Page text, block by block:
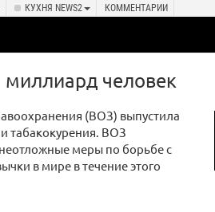
КУХНЯ NEWS2 КОММЕНТАРИИ
миллиард человек
(ВОЗ) выпустила
табакокурения. ВОЗ
меры по борьбе с
в мире в течение этого